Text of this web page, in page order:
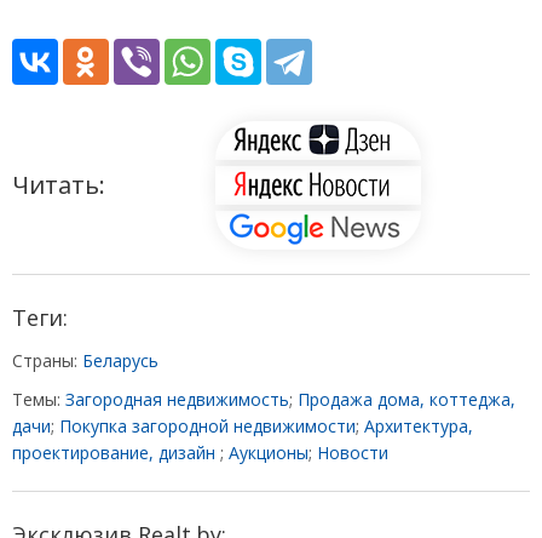
Читать:
Теги:
Страны: Беларусь
Темы: Загородная недвижимость; Продажа дома, коттеджа,
дачи; Покупка загородной недвижимости; Архитектура,
проектирование, дизайн ; Аукционы; Новости